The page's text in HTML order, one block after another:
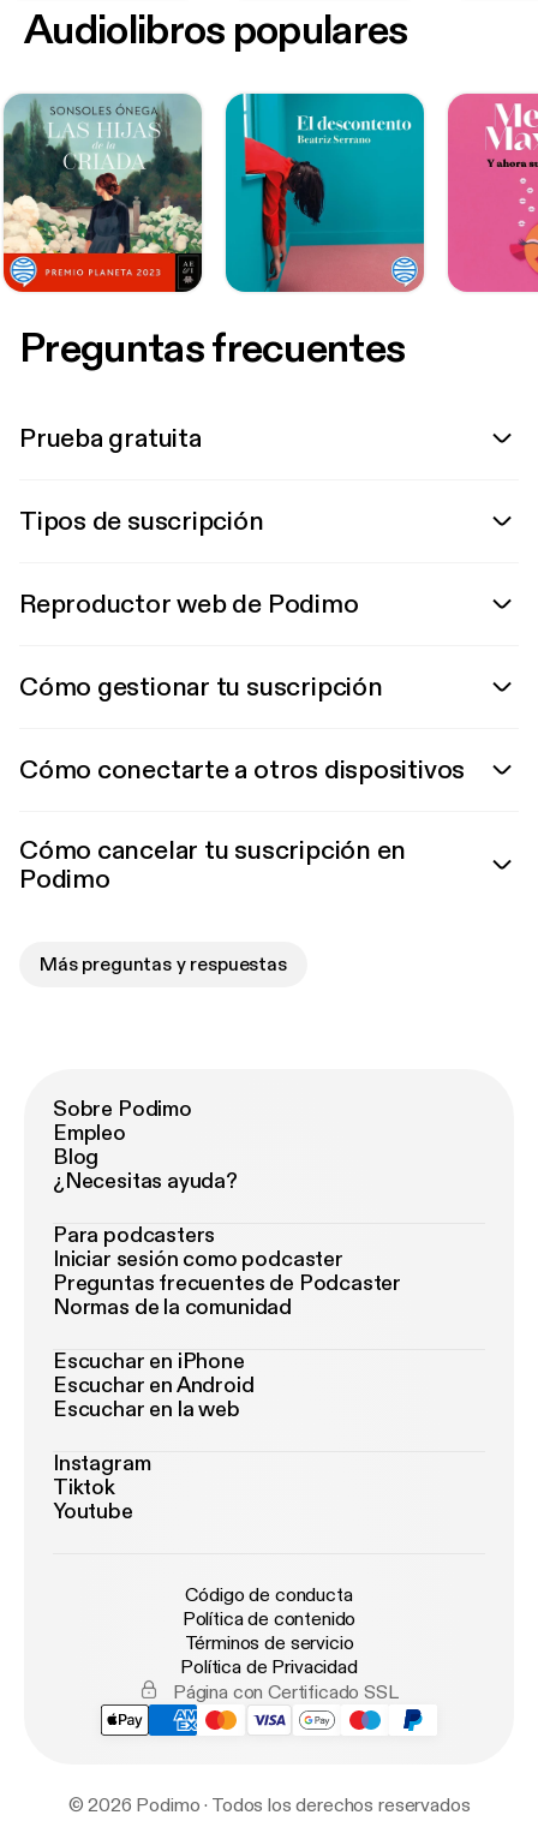
Audiolibros populares
Preguntas frecuentes
Prueba gratuita
Tipos de suscripción
Reproductor web de Podimo
Cómo gestionar tu suscripción
Cómo conectarte a otros dispositivos
Cómo cancelar tu suscripción en
Podimo
Más preguntas y respuestas
Sobre Podimo
Empleo
Blog
¿Necesitas ayuda?
Para podcasters
Iniciar sesión como podcaster
Preguntas frecuentes de Podcaster
Normas de la comunidad
Escuchar en iPhone
Escuchar en Android
Escuchar en la web
Instagram
Tiktok
Youtube
Código de conducta
Política de contenido
Términos de servicio
Política de Privacidad
Página con Certificado SSL
© 2026 Podimo · Todos los derechos reservados